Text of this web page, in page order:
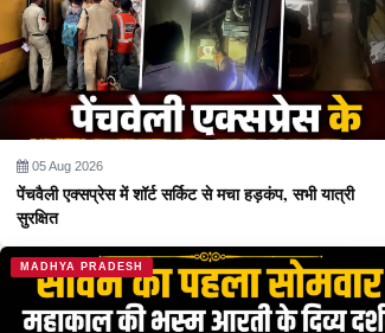
05 Aug 2026
पेंचवैली एक्सप्रेस में शॉर्ट सर्किट से मचा हड़कंप, सभी यात्री
सुरक्षित
MADHYA PRADESH